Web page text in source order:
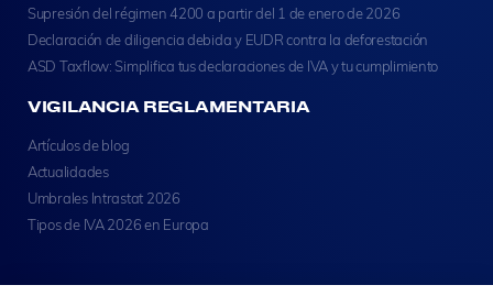
Supresión del régimen 4200 a partir del 1 de enero de 2026
Declaración de diligencia debida y EUDR contra la deforestación
ASD Taxflow: Simplifica tus declaraciones de IVA y tu cumplimiento
VIGILANCIA REGLAMENTARIA
Artículos de blog
Actualidades
Umbrales Intrastat 2026
Tipos de IVA 2026 en Europa